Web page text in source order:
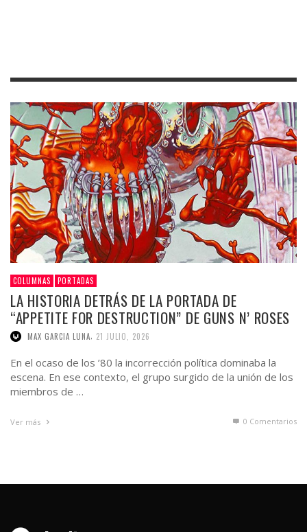
COLUMNAS PORTADAS
LA HISTORIA DETRÁS DE LA PORTADA DE
“APPETITE FOR DESTRUCTION” DE GUNS N’ ROSES
MAX GARCIA LUNA, 21 JULIO, 2026
En el ocaso de los ’80 la incorrección política dominaba la
escena. En ese contexto, el grupo surgido de la unión de los
miembros de …
Ver más 0 Comentarios